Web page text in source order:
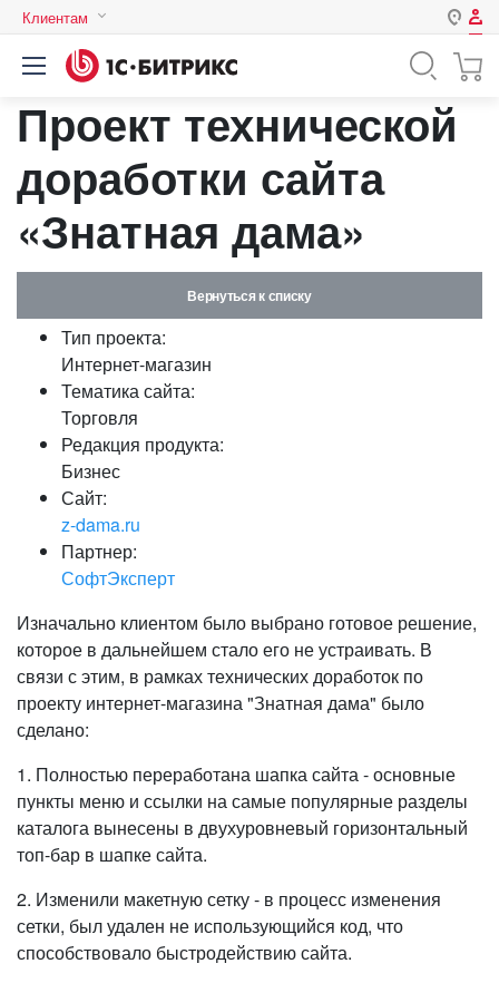
Клиентам
Казахстан
Авторизация
Логин
Пароль
Запомнить меня на этом
Забыли свой пароль?
Проект технической
доработки сайта
«Знатная дама»
Вернуться к списку
Тип проекта:
Интернет-магазин
Тематика сайта:
Торговля
Редакция продукта:
Бизнес
Сайт:
z-dama.ru
Партнер:
СофтЭксперт
Изначально клиентом было выбрано готовое решение,
которое в дальнейшем стало его не устраивать. В
связи с этим, в рамках технических доработок по
проекту интернет-магазина "Знатная дама" было
сделано:
1. Полностью переработана шапка сайта - основные
пункты меню и ссылки на самые популярные разделы
каталога вынесены в двухуровневый горизонтальный
топ-бар в шапке сайта.
2. Изменили макетную сетку - в процесс изменения
сетки, был удален не использующийся код, что
способствовало быстродействию сайта.